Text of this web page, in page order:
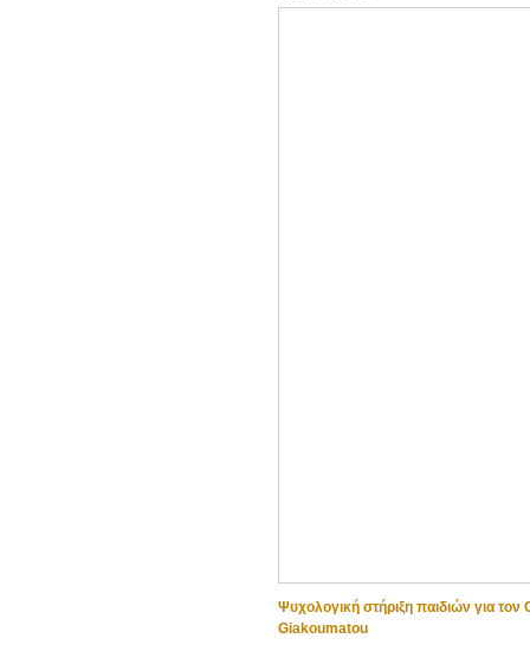
Ψυχολογική στήριξη παιδιών για τον
Giakoumatou